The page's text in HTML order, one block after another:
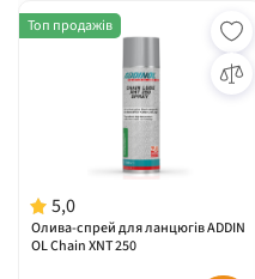
5,0
Олива-спрей для ланцюгів ADDIN
OL Chain XNT 250
Топ продажів